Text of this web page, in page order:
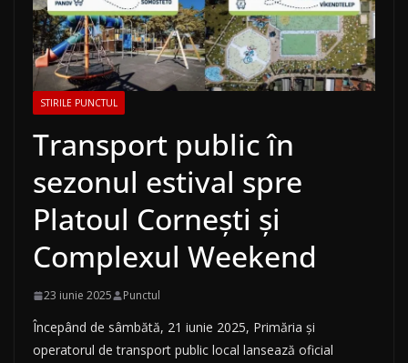
STIRILE PUNCTUL
Transport public în
sezonul estival spre
Platoul Cornești și
Complexul Weekend
23 iunie 2025 Punctul
Începând de sâmbătă, 21 iunie 2025, Primăria și
operatorul de transport public local lansează oficial